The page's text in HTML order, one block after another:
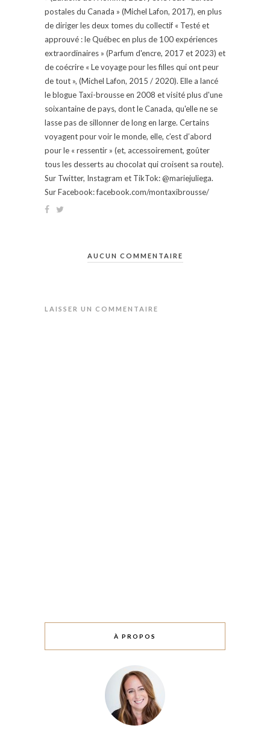
postales du Canada » (Michel Lafon, 2017), en plus
de diriger les deux tomes du collectif « Testé et
approuvé : le Québec en plus de 100 expériences
extraordinaires » (Parfum d'encre, 2017 et 2023) et
de coécrire « Le voyage pour les filles qui ont peur
de tout », (Michel Lafon, 2015 / 2020). Elle a lancé
le blogue Taxi-brousse en 2008 et visité plus d'une
soixantaine de pays, dont le Canada, qu'elle ne se
lasse pas de sillonner de long en large. Certains
voyagent pour voir le monde, elle, c’est d’abord
pour le « ressentir » (et, accessoirement, goûter
tous les desserts au chocolat qui croisent sa route).
Sur Twitter, Instagram et TikTok: @mariejuliega.
Sur Facebook: facebook.com/montaxibrousse/
AUCUN COMMENTAIRE
LAISSER UN COMMENTAIRE
À PROPOS